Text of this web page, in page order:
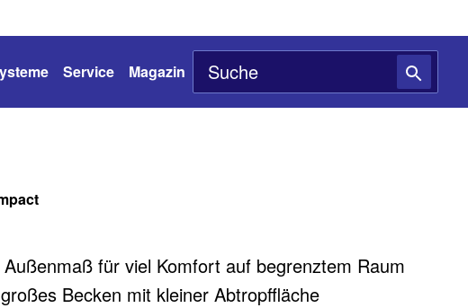
Service Magazin
für viel Komfort auf begrenztem Raum
Becken mit kleiner Abtropffläche